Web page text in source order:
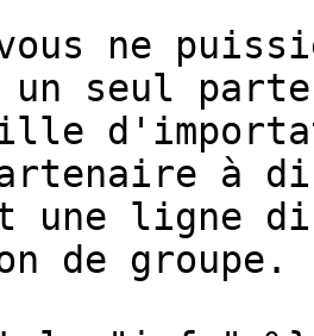
ne
un seul
partenaire à
une ligne
de groupe.